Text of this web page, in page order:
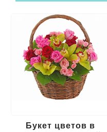
Букет зеленых